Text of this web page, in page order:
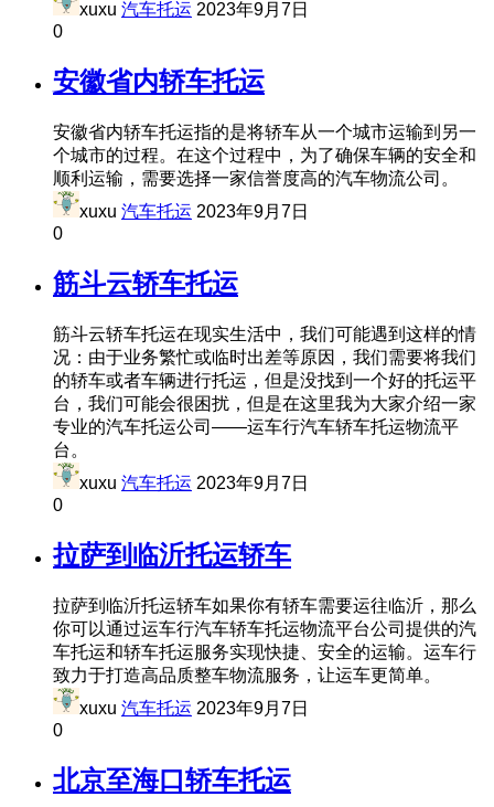
xuxu 汽车托运 2023年9月7日
0
安徽省内轿车托运
安徽省内轿车托运指的是将轿车从一个城市运输到另一
个城市的过程。在这个过程中，为了确保车辆的安全和
顺利运输，需要选择一家信誉度高的汽车物流公司。
xuxu 汽车托运 2023年9月7日
0
筋斗云轿车托运
筋斗云轿车托运在现实生活中，我们可能遇到这样的情
况：由于业务繁忙或临时出差等原因，我们需要将我们
的轿车或者车辆进行托运，但是没找到一个好的托运平
台，我们可能会很困扰，但是在这里我为大家介绍一家
专业的汽车托运公司——运车行汽车轿车托运物流平
台。
xuxu 汽车托运 2023年9月7日
0
拉萨到临沂托运轿车
拉萨到临沂托运轿车如果你有轿车需要运往临沂，那么
你可以通过运车行汽车轿车托运物流平台公司提供的汽
车托运和轿车托运服务实现快捷、安全的运输。运车行
致力于打造高品质整车物流服务，让运车更简单。
xuxu 汽车托运 2023年9月7日
0
北京至海口轿车托运